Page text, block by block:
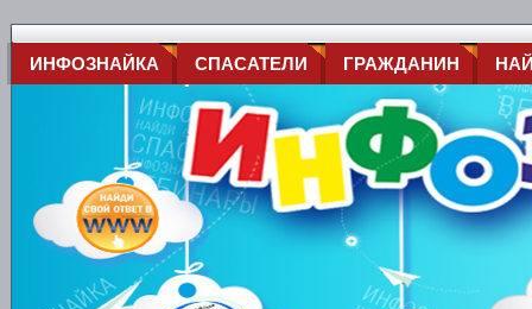
ИНФОЗНАЙКА СПАСАТЕЛИ ГРАЖДАНИН